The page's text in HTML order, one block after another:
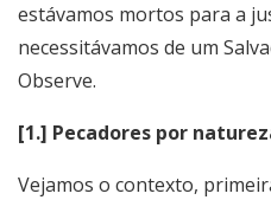
estávamos mortos para a
necessitávamos de um
Observe.
[1.] Pecadores por
Vejamos o contexto,